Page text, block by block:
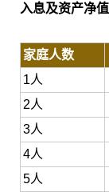
入息及资产净
家庭人数
1人
2人
3人
4人
5人